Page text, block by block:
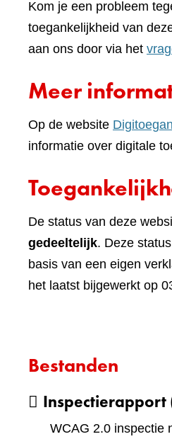
Kom je een probleem
toegankelijkheid van
aan ons door via het
Meer
Op de website
informatie over digitale
De status van deze
gedeeltelijk. Deze
basis van een eigen
het laatst bijgewerkt op
Bestanden
Inspectierapport
WCAG 2.0 inspectie